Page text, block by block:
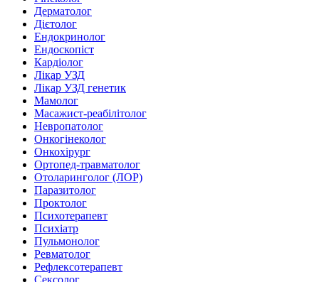
Дерматолог
Дієтолог
Ендокринолог
Ендоскопіст
Кардіолог
Лікар УЗД
Лікар УЗД генетик
Мамолог
Масажист-реабілітолог
Невропатолог
Онкогінеколог
Онкохірург
Ортопед-травматолог
Отоларинголог (ЛОР)
Паразитолог
Проктолог
Психотерапевт
Психіатр
Пульмонолог
Ревматолог
Рефлексотерапевт
Сексолог